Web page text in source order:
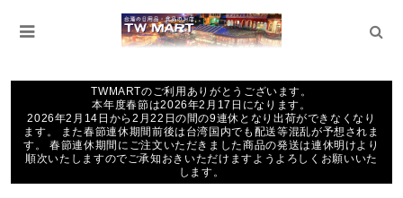
TWMARTのご利用ありがとうございます。
本年度春節は2026年2月17日になります。
2026年2月14日から2月22日の間の9連休となり出荷ができなくなり
ます。 また春節連休期間前後は台湾国内でも配送等混乱が予想されま
す。 春節連休期間にご注文いただきました商品の発送は連休明けより
順次いたしますのでご承知おきいただけますようよろしくお願いいた
します。